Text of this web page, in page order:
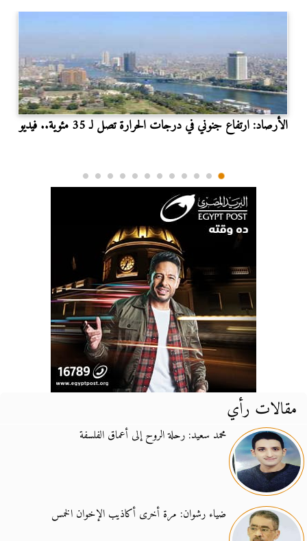
الأرصاد: ارتفاع جنوني في درجات الحرارة تصل لـ 35 مئوية.. فيديو
مقالات رأي
محمد سعيد: رحلة الروح إلى أعماق الفلسفة
ضياء رشوان: مرة أخرى أكاذيب الإخوان الخمس